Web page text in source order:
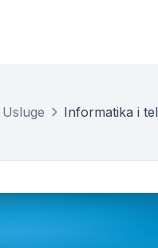
Usluge Informatika i